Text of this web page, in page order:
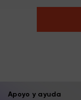
Apoyo y ayuda